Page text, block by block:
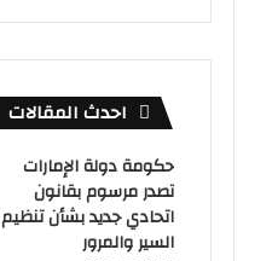
احدث المقالات
حكومة دولة الإمارات
تصدر مرسوم بقانون
اتحادي جديد بشأن تنظيم
السير والمرور